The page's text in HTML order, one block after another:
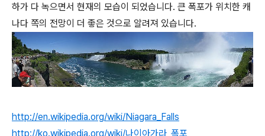
하가 다 녹으면서 현재의 모습이 되었습니다. 큰 폭포가 위치한 캐
나다 쪽의 전망이 더 좋은 것으로 알려져 있습니다.
http://en.wikipedia.org/wiki/Niagara_Falls
http://ko.wikipedia.org/wiki/나이아가라_폭포